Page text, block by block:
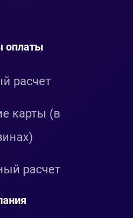
оплаты
расчет
карты (в
расчет